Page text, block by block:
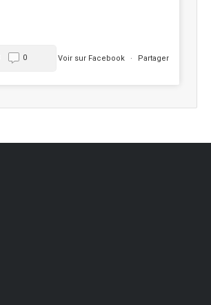
Voir sur Facebook · Partager
0